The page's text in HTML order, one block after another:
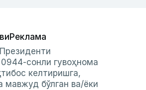
Реклама
сонли гувоҳнома
келтиришга,
мавжуд бўлган ва/ёки